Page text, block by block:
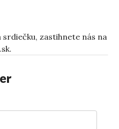
zastihnete nás na